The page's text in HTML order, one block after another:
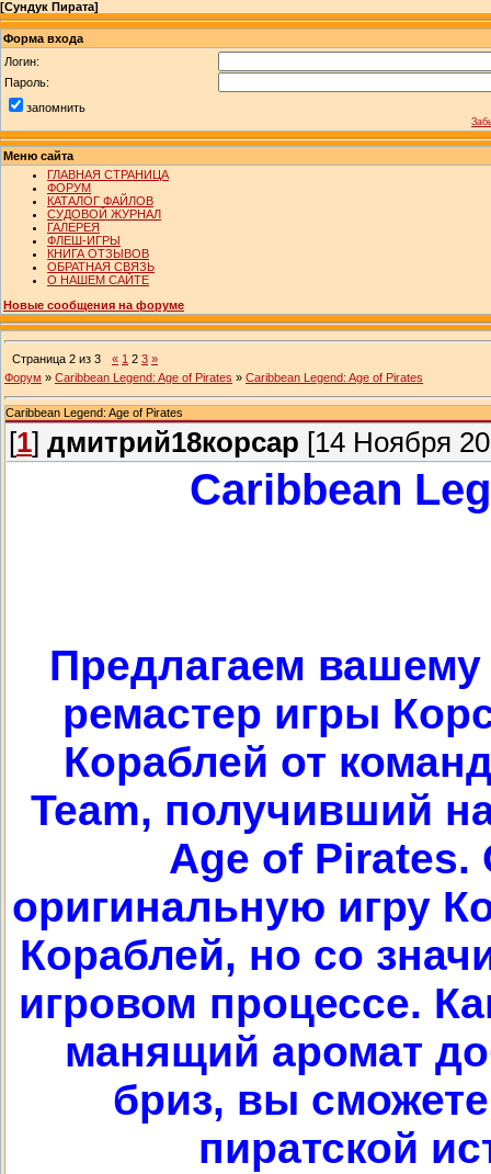
[Сундук Пирата]
Форма входа
Логин:
Пароль:
запомнить
Меню сайта
ГЛАВНАЯ СТРАНИЦА
ФОРУМ
КАТАЛОГ ФАЙЛОВ
СУДОВОЙ ЖУРНАЛ
ГАЛЕРЕЯ
ФЛЕШ-ИГРЫ
КНИГА ОТЗЫВОВ
ОБРАТНАЯ СВЯЗЬ
О НАШЕМ САЙТЕ
Новые сообщения на форуме
Страница 2 из 3 « 1 2 3 »
Форум » Caribbean Legend: Age of Pirates » Caribbean Legend: Age of Pirates
Caribbean Legend: Age of Pirates
[1] дмитрий18корсар [14 Ноября
Caribbean
Предлагаем
ремастер игры
Кораблей от
Team, получивший
Age of Pirates.
оригинальную игру
Кораблей, но со
игровом процессе.
манящий аромат
бриз, вы
пиратской